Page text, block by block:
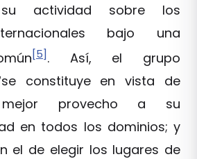
su actividad sobre los
bajo una
[5]. Así, el grupo
constituye en vista de
provecho a su
en todos los dominios; y
el de elegir los lugares de